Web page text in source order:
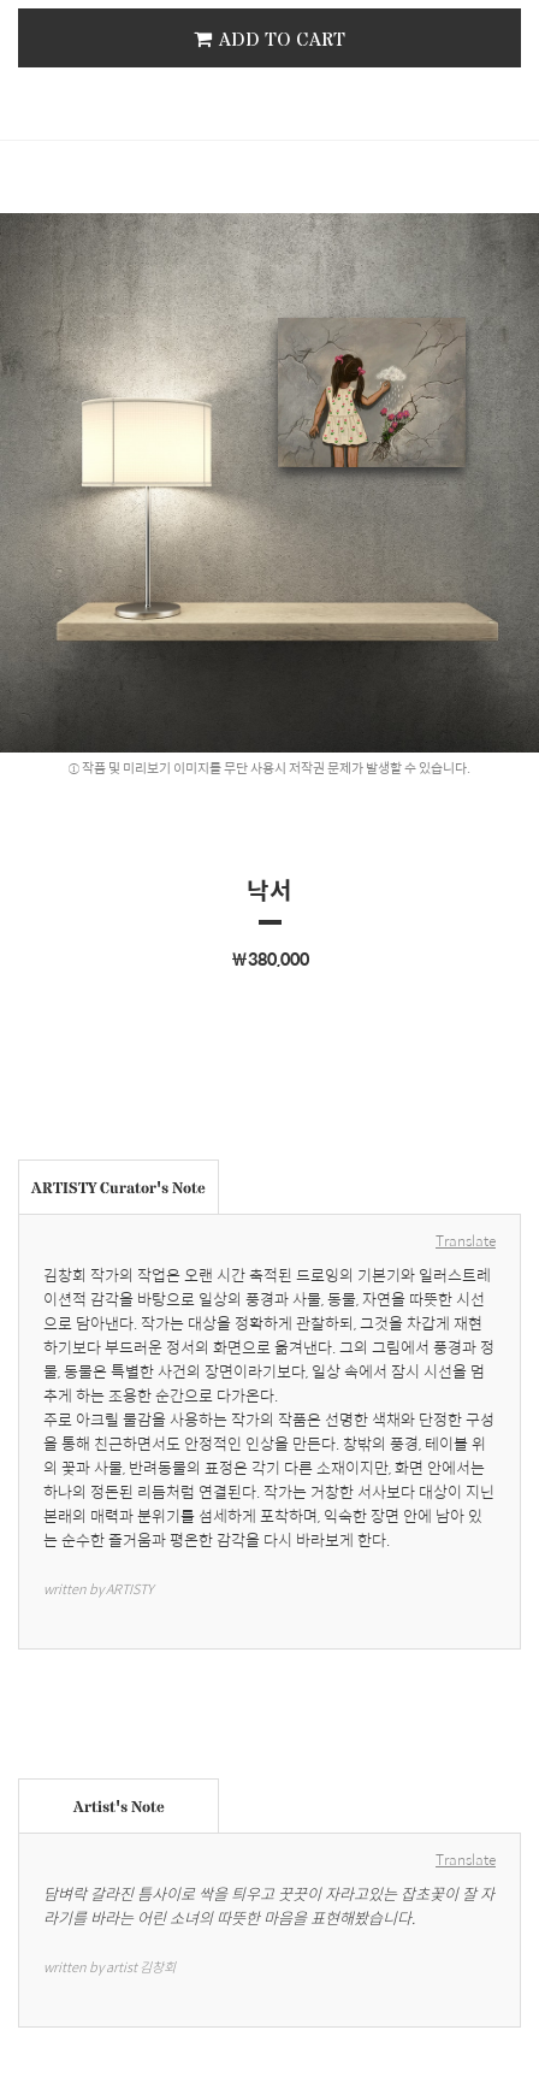
ADD TO CART
작품 및 미리보기 이미지를 무단 사용시 저작권 문제가 발생할 수 있습니다.
낙서
￦380,000
ARTISTY Curator's Note
Translate
김창회 작가의 작업은 오랜 시간 축적된 드로잉의 기본기와 일러스트레
이션적 감각을 바탕으로 일상의 풍경과 사물, 동물, 자연을 따뜻한 시선
으로 담아낸다. 작가는 대상을 정확하게 관찰하되, 그것을 차갑게 재현
하기보다 부드러운 정서의 화면으로 옮겨낸다. 그의 그림에서 풍경과 정
물, 동물은 특별한 사건의 장면이라기보다, 일상 속에서 잠시 시선을 멈
추게 하는 조용한 순간으로 다가온다.
주로 아크릴 물감을 사용하는 작가의 작품은 선명한 색채와 단정한 구성
을 통해 친근하면서도 안정적인 인상을 만든다. 창밖의 풍경, 테이블 위
의 꽃과 사물, 반려동물의 표정은 각기 다른 소재이지만, 화면 안에서는
하나의 정돈된 리듬처럼 연결된다. 작가는 거창한 서사보다 대상이 지닌
본래의 매력과 분위기를 섬세하게 포착하며, 익숙한 장면 안에 남아 있
는 순수한 즐거움과 평온한 감각을 다시 바라보게 한다.
written by ARTISTY
Artist's Note
Translate
담벼락 갈라진 틈사이로 싹을 틔우고 꿋끗이 자라고있는 잡초꽃이 잘 자
라기를 바라는 어린 소녀의 따뜻한 마음을 표현해봤습니다.
written by artist 김창회